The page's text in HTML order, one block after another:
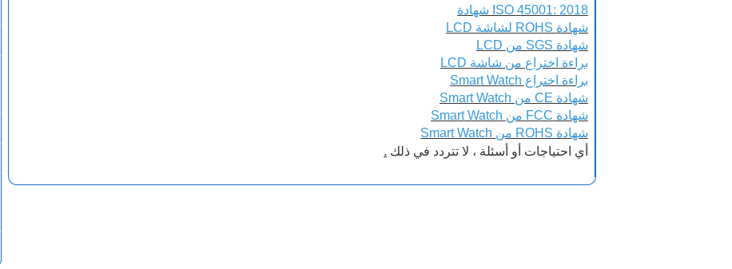
ISO 45001: 2018 شهادة
شهادة ROHS لشاشة LCD
شهادة SGS من LCD
براءة اختراع من شاشة LCD
براءة اختراع Smart Watch
شهادة CE من Smart Watch
شهادة FCC من Smart Watch
شهادة ROHS من Smart Watch
أي احتياجات أو أسئلة ، لا تتردد في ذلك .